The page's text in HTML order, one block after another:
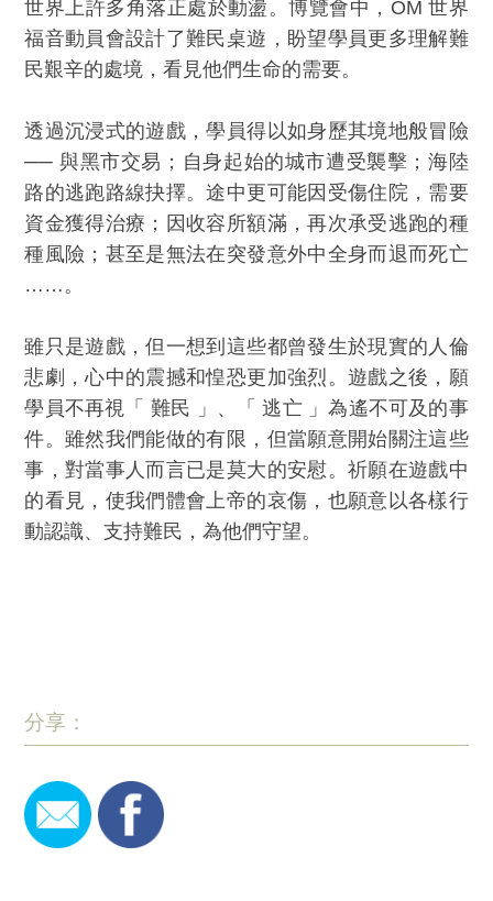
世界上許多角落正處於動盪。博覽會中，OM 世界
福音動員會設計了難民桌遊，盼望學員更多理解難
民艱辛的處境，看見他們生命的需要。
透過沉浸式的遊戲，學員得以如身歷其境地般冒險
── 與黑市交易；自身起始的城市遭受襲擊；海陸
路的逃跑路線抉擇。途中更可能因受傷住院，需要
資金獲得治療；因收容所額滿，再次承受逃跑的種
種風險；甚至是無法在突發意外中全身而退而死亡
……。
雖只是遊戲，但一想到這些都曾發生於現實的人倫
悲劇，心中的震撼和惶恐更加強烈。遊戲之後，願
學員不再視「 難民 」、「 逃亡 」為遙不可及的事
件。雖然我們能做的有限，但當願意開始關注這些
事，對當事人而言已是莫大的安慰。祈願在遊戲中
的看見，使我們體會上帝的哀傷，也願意以各樣行
動認識、支持難民，為他們守望。
分享：